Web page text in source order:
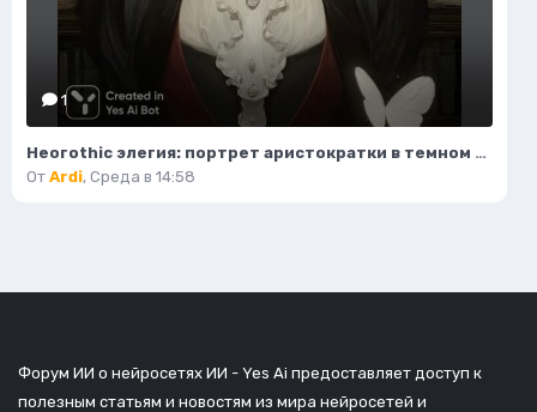
1
Неогothic элегия: портрет аристократки в темном величии библиотеки. Картинка из нейронной сети Миджорни
От Ardi, Среда в 14:58
Форум ИИ о нейросетях ИИ - Yes Ai предоставляет доступ к
полезным статьям и новостям из мира нейросетей и